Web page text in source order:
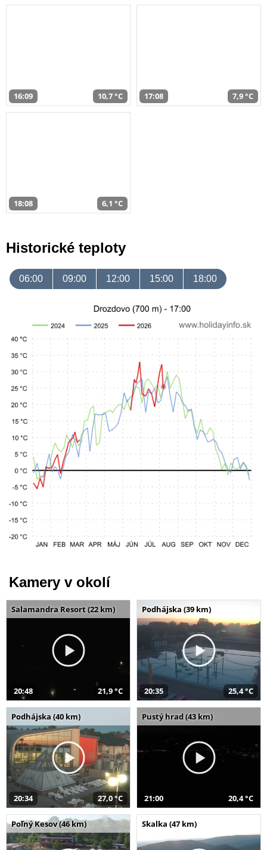
16:09 10,7 °C 17:08 7,9 °C
18:08 6,1 °C
Historické teploty
06:00 09:00 12:00 15:00 18:00
Kamery v okolí
Salamandra Resort (22 km)
20:48 21,9 °C
Podhájska (39 km)
20:35 25,4 °C
Podhájska (40 km)
20:34 27,0 °C
Pustý hrad (43 km)
21:00 20,4 °C
Poľný Kesov (46 km) Skalka (47 km)